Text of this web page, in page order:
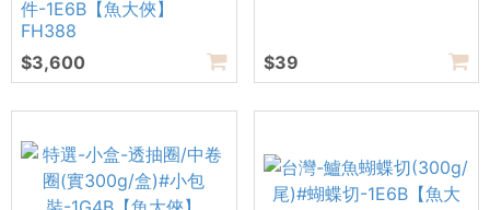
件-1E6B【魚大俠】
FH388
$3,600
$39